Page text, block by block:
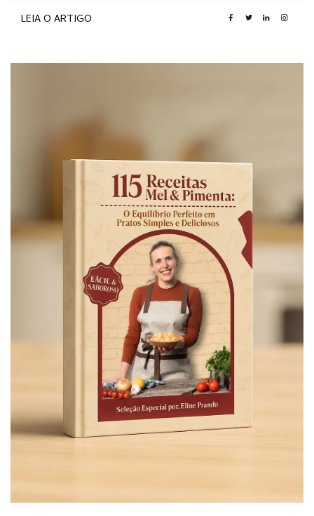
LEIA O ARTIGO